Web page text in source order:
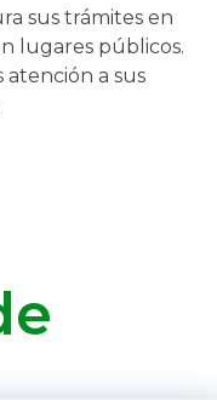
sus trámites en
lugares públicos.
atención a sus